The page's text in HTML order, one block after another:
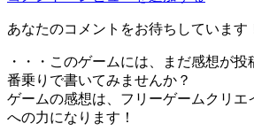
あなたのコメントをお待ちしています
・・・このゲームには、まだ感想が
番乗りで書いてみませんか？
ゲームの感想は、フリーゲームクリエ
への力になります！